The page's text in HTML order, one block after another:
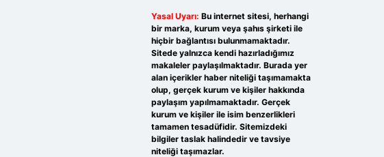
Yasal Uyarı: Bu internet sitesi, herhangi
bir marka, kurum veya şahıs şirketi ile
hiçbir bağlantısı bulunmamaktadır.
Sitede yalnızca kendi hazırladığımız
makaleler paylaşılmaktadır. Burada yer
alan içerikler haber niteliği taşımamakta
olup, gerçek kurum ve kişiler hakkında
paylaşım yapılmamaktadır. Gerçek
kurum ve kişiler ile isim benzerlikleri
tamamen tesadüfidir. Sitemizdeki
bilgiler taslak halindedir ve tavsiye
niteliği taşımazlar.